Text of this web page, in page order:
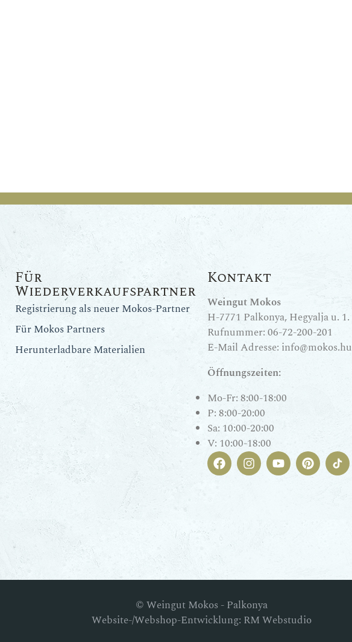
Für
Wiederverkaufspartner
Registrierung als neuer Mokos-Partner
Für Mokos Partners
Herunterladbare Materialien
Kontakt
Weingut Mokos
H-7771 Palkonya, Hegyalja u. 1.
Rufnummer:06-72-200-201
E-Mail Adresse: info@mokos.hu
Öffnungszeiten:
Mo-Fr: 8:00-18:00
P: 8:00-20:00
Sa: 10:00-20:00
V: 10:00-18:00
© Weingut Mokos - Palkonya
Website-/Webshop-Entwicklung: RM Webstudio